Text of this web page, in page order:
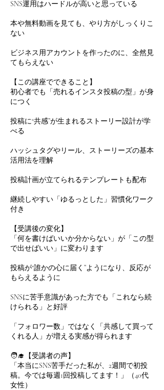
SNS運用はハードルが高いと思っている
本や無料動画を見ても、やり方がしっくりこ
ない
ビジネス用アカウントを作ったのに、全然見
てもらえない
【この講座でできること】
初心者でも「売れるインスタ投稿の型」が身
につく
投稿に“共感”が生まれるストーリー設計が学
べる
ハッシュタグやリール、ストーリーズの基本
活用法を理解
投稿計画が立てられるテンプレートも配布
継続しやすい「ゆるっとした」習慣化ワーク
付き
【受講後の変化】
「何を書けばいいか分からない」が「この型
で出せばいい」に変わります
投稿が“誰かの心に届く”ようになり、反応が
もらえるように
SNSに苦手意識があった方でも「これなら続
けられる」と好評
「フォロワー数」ではなく「共感して買って
くれる人」が増える実感が得られます
🧑‍🎓【受講者の声】
「本当にSNS苦手だった私が、2週間で初投
稿。今では毎週1回投稿してます！」（40代
女性）